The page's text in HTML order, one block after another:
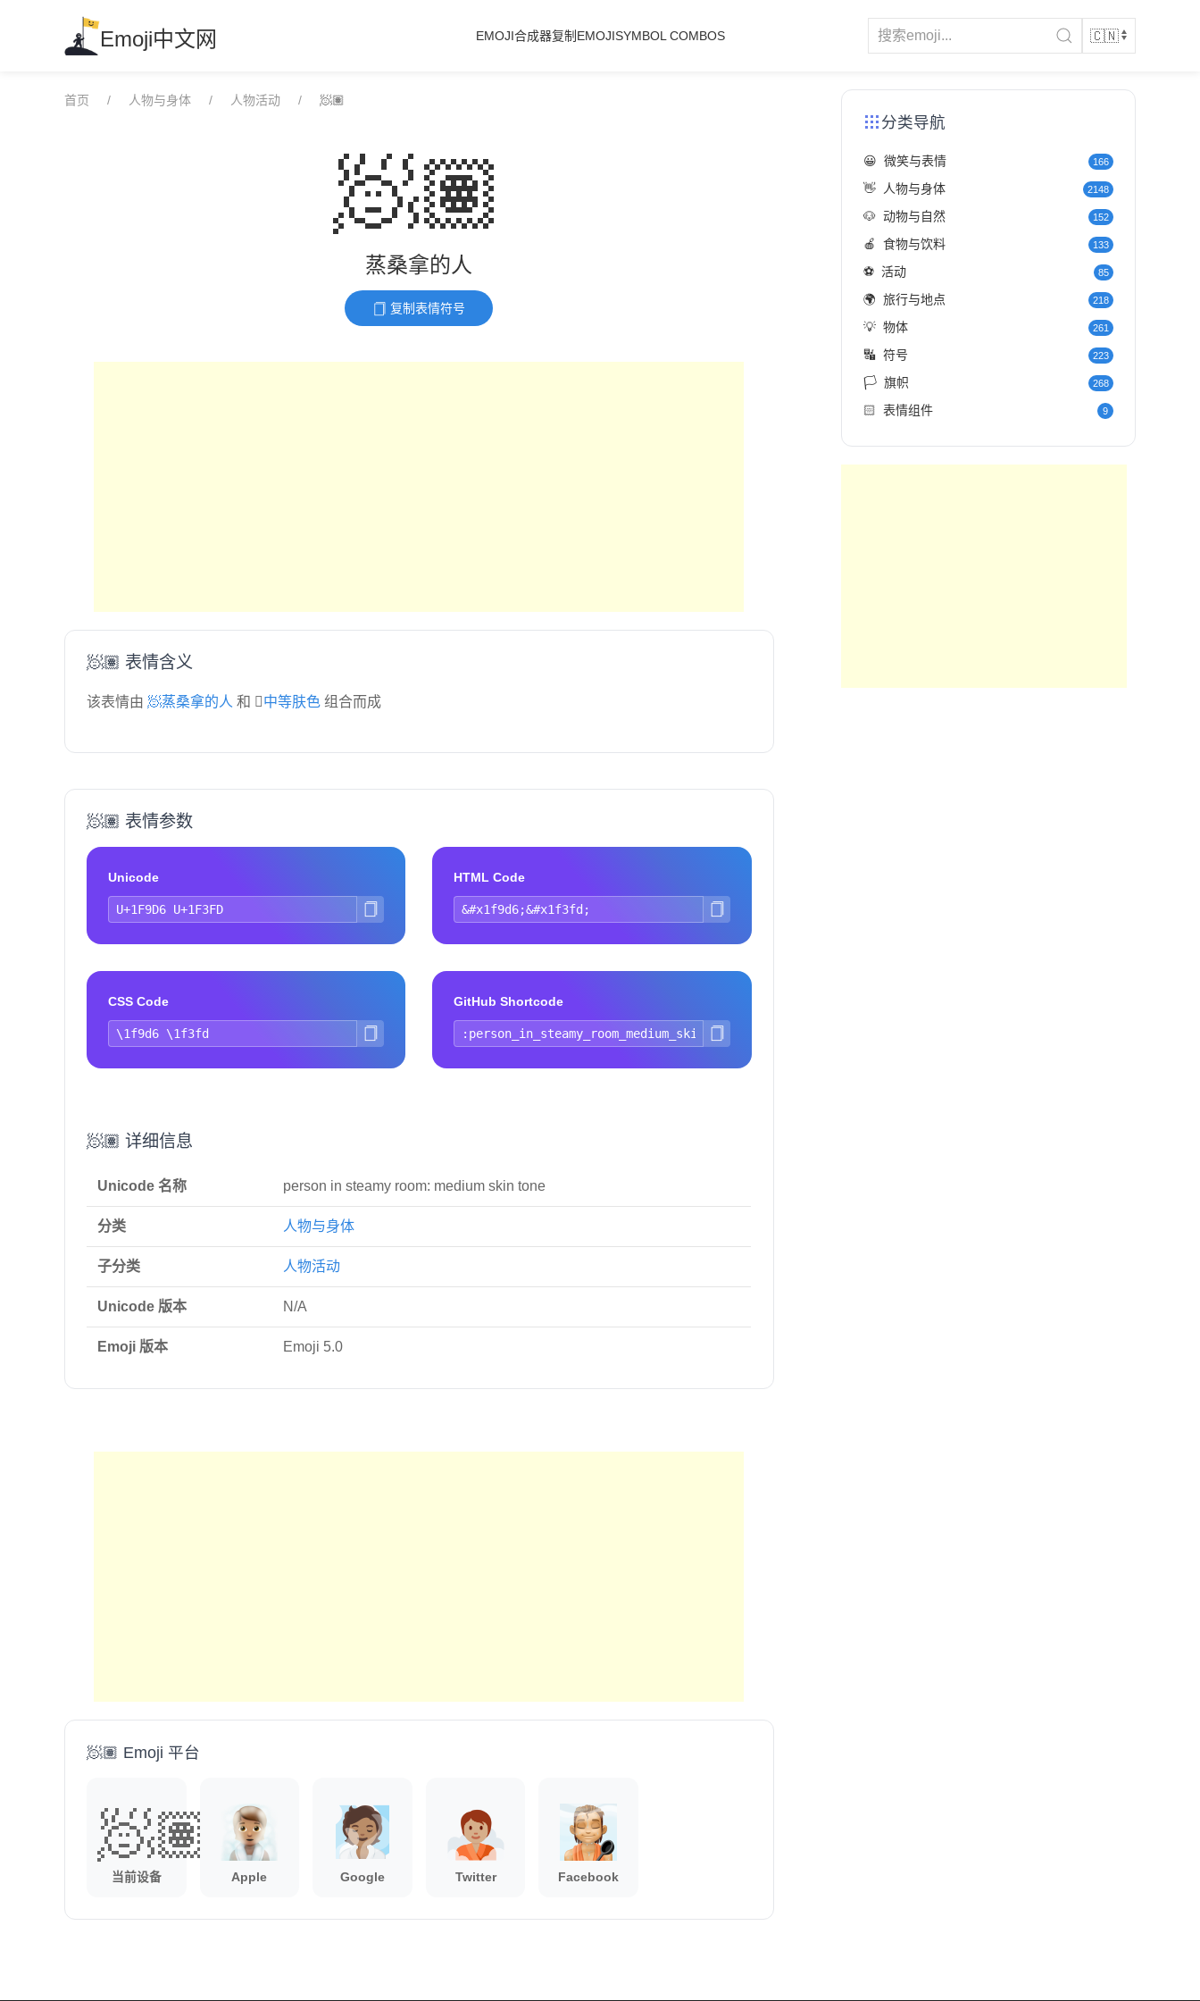
Emoji中文网 EMOJI合成器复制EMOJISYMBOL COMBOS
首页 人物与身体 人物活动 🧖🏽
🧖🏽
蒸桑拿的人
复制表情符号
🧖🏽 表情含义
该表情由 🧖蒸桑拿的人 和🏽中等肤色 组合而成
🧖🏽 表情参数
Unicode HTML Code
CSS Code GitHub Shortcode
🧖🏽 详细信息
Unicode 名称 person in steamy room: medium skin tone
分类 人物与身体
子分类 人物活动
Unicode 版本 N/A
Emoji 版本 Emoji 5.0
🧖🏽 Emoji 平台
🧖🏽
当前设备 Apple Google Twitter Facebook
分类导航
😀 微笑与表情 166
👋 人物与身体 2148
🐶 动物与自然 152
🍎 食物与饮料 133
⚽ 活动 85
🌍 旅行与地点 218
💡 物体 261
🔣 符号 223
🏳️ 旗帜 268
🏻 表情组件 9